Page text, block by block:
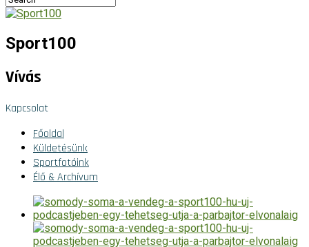
Sport100
Vívás
Kapcsolat
Főoldal
Küldetésünk
Sportfotóink
Élő & Archívum